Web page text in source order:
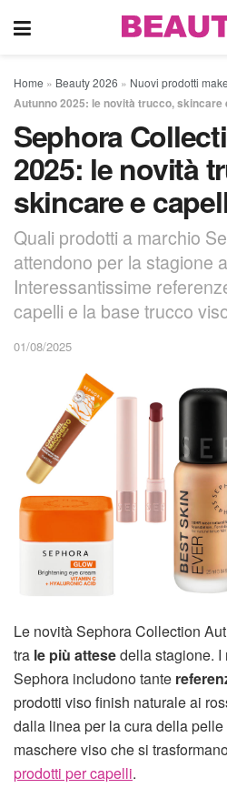
Home » Beauty 2026 » Nuovi prodotti
Autunno 2025: le novità trucco, skincare
Sephora
2025: le novità
skincare e
Quali prodotti a marchio
attendono per la stagione
Interessantissime
capelli e la base trucco
01/08/2025
Le novità Sephora Collection
tra le più attesedella stagione. I
Sephora includono tante
prodotti viso finish naturale ai
dalla linea per la cura della
maschere viso che si
prodotti per capelli.